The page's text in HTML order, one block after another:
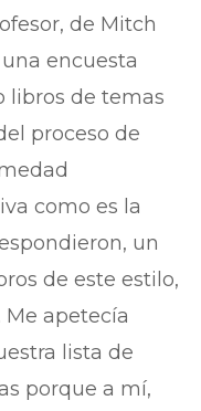
de Mitch
encuesta
libros de temas
proceso de
como es la
un
de este estilo,
Me apetecía
lista de
porque a mí,